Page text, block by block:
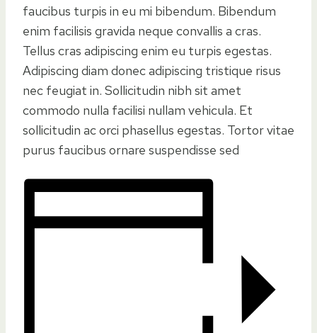
faucibus turpis in eu mi bibendum. Bibendum
enim facilisis gravida neque convallis a cras.
Tellus cras adipiscing enim eu turpis egestas.
Adipiscing diam donec adipiscing tristique risus
nec feugiat in. Sollicitudin nibh sit amet
commodo nulla facilisi nullam vehicula. Et
sollicitudin ac orci phasellus egestas. Tortor vitae
purus faucibus ornare suspendisse sed